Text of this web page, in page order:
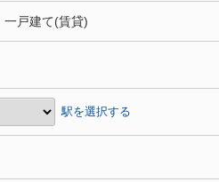
一戸建て(賃貸)
駅を選択する